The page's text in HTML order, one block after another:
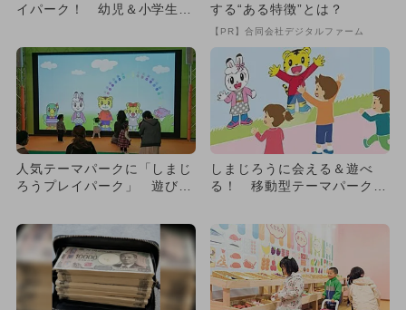
イパーク！ 幼児＆小学生が
する“ある特徴”とは？
【PR】合同会社デジタルファーム
人気テーマパークに「しまじ
ろうプレイパーク」 遊びは
しまじろうに会える＆遊べ
る！ 移動型テーマパークが